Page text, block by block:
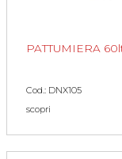
PATTUMIERA
Cod.: DNX105
scopri